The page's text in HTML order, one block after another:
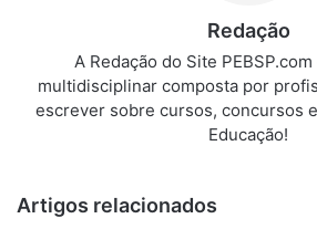
Redação
A Redação do Site
multidisciplinar composta por
escrever sobre cursos, concursos
Educação!
Artigos relacionados